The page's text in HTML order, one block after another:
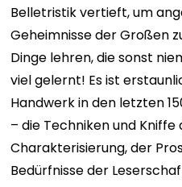
Belletristik vertieft, um
Geheimnisse der Großen
Dinge lehren, die sonst
viel gelernt! Es ist
Handwerk in den letzten
– die Techniken und Kniffe
Charakterisierung, der
Bedürfnisse der